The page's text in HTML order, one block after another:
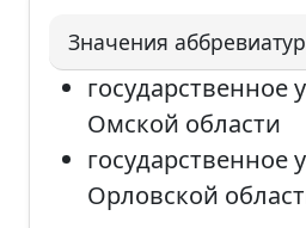
Значения
государственное
Омской области
государственное
Орловской